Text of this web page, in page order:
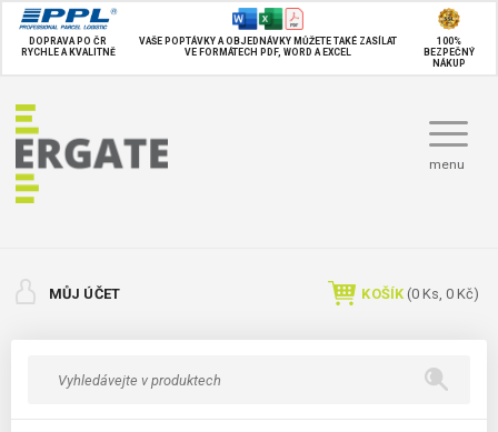
DOPRAVA PO ČR
RYCHLE A KVALITNĚ
VAŠE POPTÁVKY A OBJEDNÁVKY MŮŽETE TAKÉ ZASÍLAT
VE FORMÁTECH PDF, WORD A EXCEL
100%
BEZPEČNÝ
NÁKUP
menu
MŮJ ÚČET KOŠÍK (0 Ks, 0 Kč)